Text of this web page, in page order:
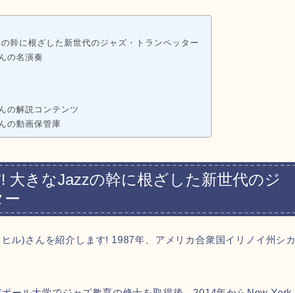
幹に根ざした新世代のジャズ・トランペッター
の名演奏
の解説コンテンツ
の動画保管庫
大きなJazzの幹に根ざした新世代のジ
ー
ル)さんを紹介します! 1987年、アメリカ合衆国イリノイ州シカ